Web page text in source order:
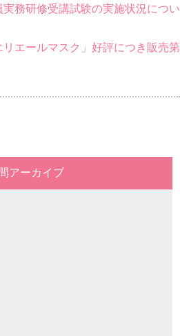
実務研修受講試験の実施状況につい
エールマスク」好評につき販売第
アーカイブ